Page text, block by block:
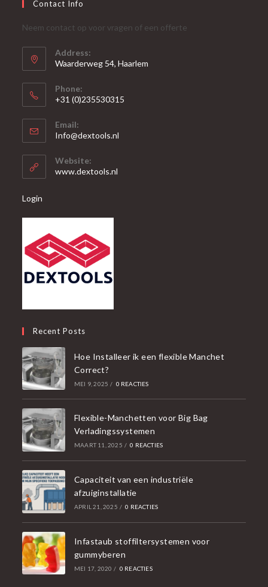
Contact Info
Neem contact op voor vragen of een offerte
Address:
Waarderweg 54, Haarlem
Phone:
+31 (0)235530315
in
je
toepassing
Email:
Info@dextools.nl
Website:
www.dextools.nl
Login
Recent Posts
Hoe Installeer ik een flexible Manchet
Correct?
MEI 9, 2025 / 0 REACTIES
Flexible-Manchetten voor Big Bag
Verladingssystemen
MAART 11, 2025 / 0 REACTIES
Capaciteit van een industriële
afzuiginstallatie
APRIL 21, 2025 / 0 REACTIES
Infastaub stoffiltersystemen voor
gummyberen
MEI 17, 2020 / 0 REACTIES